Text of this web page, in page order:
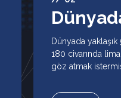
Dünyada
180 civarında
göz atmak